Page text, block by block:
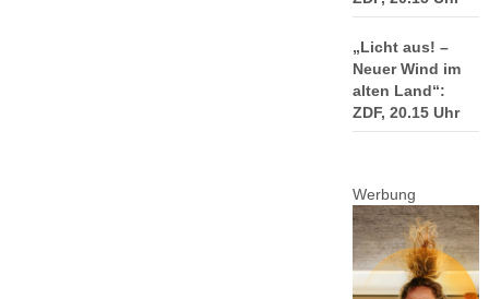
„Licht aus! –
Neuer Wind im
alten Land“:
ZDF, 20.15 Uhr
Werbung